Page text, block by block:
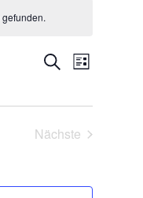
und
Navigation
Suche
Liste
Nächste